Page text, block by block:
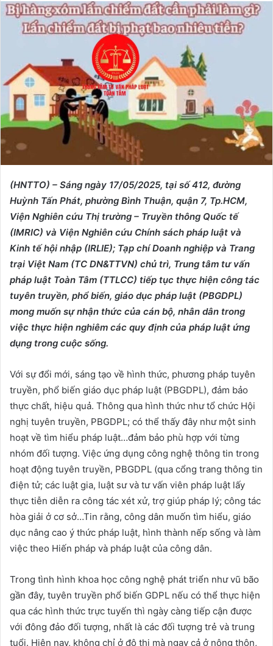
n
d
e
m
a
l
(HNTTO) – Sáng ngày 17/05/2025, tại số 412, đường
Huỳnh Tấn Phát, phường Bình Thuận, quận 7, Tp.HCM,
Viện Nghiên cứu Thị trường – Truyền thông Quốc tế
(IMRIC) và Viện Nghiên cứu Chính sách pháp luật và
Kinh tế hội nhập (IRLIE); Tạp chí Doanh nghiệp và Trang
trại Việt Nam (TC DN&TTVN) chủ trì, Trung tâm tư vấn
pháp luật Toàn Tâm (TTLCC) tiếp tục thực hiện công tác
tuyên truyền, phổ biến, giáo dục pháp luật (PBGDPL)
mong muốn sựnhận thức của cán bộ, nhân dân trong
việc thực hiện nghiêm các quy định của pháp luật ứng
dụng trong cuộc sống.
Với sự đổi mới, sáng tạo về hình thức, phương pháp tuyên
truyền, phổ biến giáo dục pháp luật (PBGDPL), đảm bảo
thực chất, hiệu quả. Thông qua hình thức như tổ chức Hội
nghị tuyên truyền, PBGDPL; có thể thấy đây như một sinh
hoạt về tìm hiểu pháp luật…đảm bảo phù hợp với từng
nhóm đối tượng. Việc ứng dụng công nghệ thông tin trong
hoạt động tuyên truyền, PBGDPL (qua cổng trang thông tin
điện tử; các luật gia, luật sư và tư vấn viên pháp luật lấy
thực tiễn diễn ra công tác xét xử, trợ giúp pháp lý; công tác
hòa giải ở cơ sở…Tin rằng, công dân muốn tìm hiểu, giáo
dục nâng cao ý thức pháp luật, hình thành nếp sống và làm
việc theo Hiến pháp và pháp luật của công dân.
Trong tình hình khoa học công nghệ phát triển như vũ bão
gần đây, tuyên truyền phổ biến GDPL nếu có thể thực hiện
qua các hình thức trực tuyến thì ngày càng tiếp cận được
với đông đảo đối tượng, nhất là các đối tượng trẻ và trung
tuổi. Hiện nay, không chỉ ở đô thị mà ngay cả ở nông thôn,